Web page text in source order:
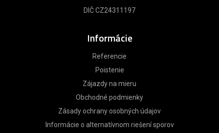
DIČ CZ24311197
Informácie
Referencie
Poistenie
Zájazdy na mieru
Obchodné podmienky
Zásady ochrany osobných údajov
Informácie o alternatívnom riešení sporov